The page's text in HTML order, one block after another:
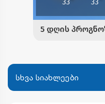
სხვა სიახლეები